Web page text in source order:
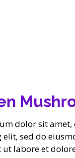
dolor sit amet,
elit, sed do
labore et